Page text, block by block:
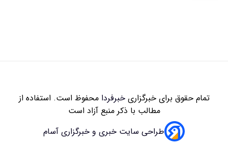
تمام حقوق برای خبرگزاریخبرفردامحفوظ است. استفاده از
مطالب با ذکر منبع آزاد است
طراحی سایت خبری و خبرگزاری آسام